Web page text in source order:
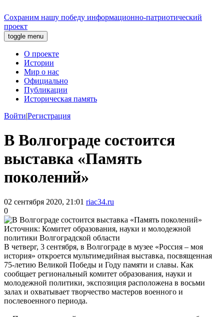
Сохраним нашу победу информационно-патриотический
проект
toggle menu
О проекте
Истории
Мир о нас
Официально
Публикации
Историческая память
Войти|Регистрация
В Волгограде состоится
выставка «Память
поколений»
02 сентября 2020, 21:01 riac34.ru
0
Источник: Комитет образования, науки и молодежной
политики Волгоградской области
В четверг, 3 сентября, в Волгограде в музее «Россия – моя
история» откроется мультимедийная выставка, посвященная
75-летию Великой Победы и Году памяти и славы. Как
сообщает региональный комитет образования, науки и
молодежной политики, экспозиция расположена в восьми
залах и охватывает творчество мастеров военного и
послевоенного периода.